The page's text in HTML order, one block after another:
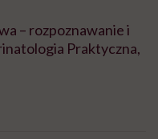
– rozpoznawanie i
Praktyczna,